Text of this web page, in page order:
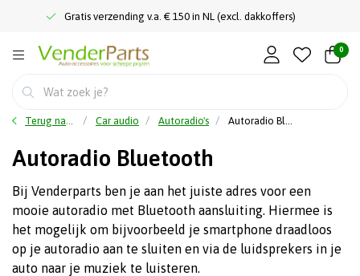
Gratis verzending v.a. € 150 in NL (excl. dakkoffers)
0
Terug naar home Car audio Autoradio's Autoradio Bluetooth
Autoradio Bluetooth
Bij Venderparts ben je aan het juiste adres voor een
mooie autoradio met Bluetooth aansluiting. Hiermee is
het mogelijk om bijvoorbeeld je smartphone draadloos
op je autoradio aan te sluiten en via de luidsprekers in je
auto naar je muziek te luisteren.